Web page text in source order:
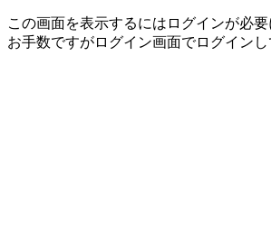
この画面を表示するにはログインが必要
お手数ですがログイン画面でログイン